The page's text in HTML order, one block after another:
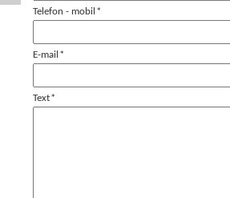
Telefon - mobil *
E-mail *
Text*